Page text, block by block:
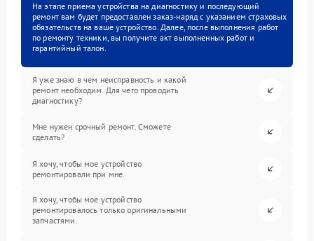
На этапе приема устройства на диагностику и последующий
ремонт вам будет предоставлен заказ-наряд с указанием страховых
обязательств на ваше устройство. Далее, после выполнения работ
по ремонту техники, вы получите акт выполненных работ и
гарантийный талон.
Я уже знаю в чем неисправность и какой
ремонт необходим. Для чего проводить
диагностику?
Мне нужен срочный ремонт. Сможете
сделать?
Я хочу, чтобы мое устройство
ремонтировали при мне.
Я хочу, чтобы мое устройство
ремонтировалось только оригинальными
запчастями.